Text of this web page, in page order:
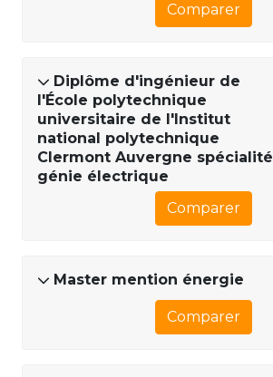
Comparer
Diplôme d'ingénieur de
l'École polytechnique
universitaire de l'Institut
national polytechnique
Clermont Auvergne spécialité
génie électrique
Comparer
Master mention énergie
Comparer